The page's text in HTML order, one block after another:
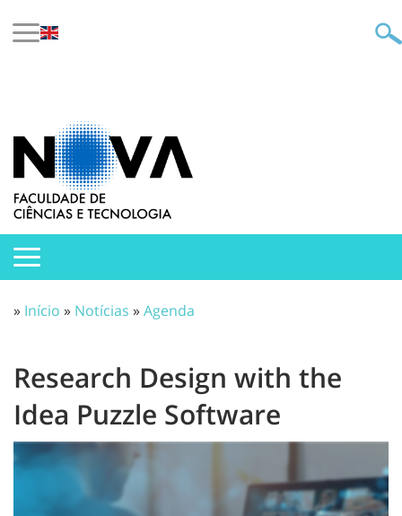
» Início » Notícias »Agenda
Research Design with the
Idea Puzzle Software